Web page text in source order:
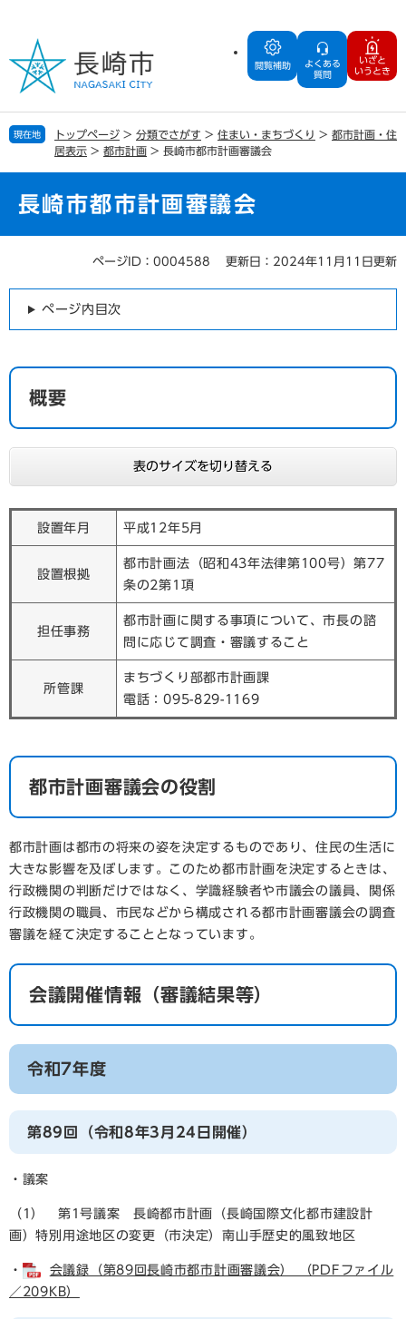
の
で
す
ー
ば
し
閲覧補助
よくある
質問
いざと
いうとき
現在地 トップページ > 分類でさがす > 住まい・まちづくり > 都市計画・住
居表示 > 都市計画 > 長崎市都市計画審議会
長崎市都市計画審議会
ページID：0004588 更新日：2024年11月11日更新
ページ内目次
概要
表のサイズを切り替える
設置年月 平成12年5月
設置根拠
都市計画法（昭和43年法律第100号）第77
条の2第1項
担任事務
都市計画に関する事項について、市長の諮
問に応じて調査・審議すること
所管課
まちづくり部都市計画課
電話：095-829-1169
都市計画審議会の役割
都市計画は都市の将来の姿を決定するものであり、住民の生活に
大きな影響を及ぼします。このため都市計画を決定するときは、
行政機関の判断だけではなく、学識経験者や市議会の議員、関係
行政機関の職員、市民などから構成される都市計画審議会の調査
審議を経て決定することとなっています。
会議開催情報（審議結果等）
令和7年度
第89回（令和8年3月24日開催）
・議案
（1） 第1号議案 長崎都市計画（長崎国際文化都市建設計
画）特別用途地区の変更（市決定）南山手歴史的風致地区
・
会議録（第89回長崎市都市計画審議会） （PDFファイル
／209KB）